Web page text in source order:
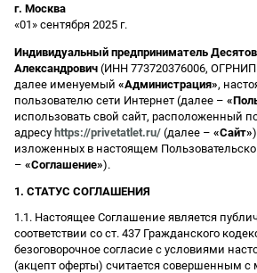
г. Москва
«01» сентября 2025 г.
Индивидуальный предприниматель
Александрович (ИНН 773720376006, ОГРНИП
далее именуемый «Администрация»,
пользователю сети Интернет (далее –
использовать свой сайт, расположенный
адресу https://privetatlet.ru/ (далее – «Сайт»
изложенных в настоящем
– «Соглашение»).
1. СТАТУС СОГЛАШЕНИЯ
1.1. Настоящее Соглашение является
соответствии со ст. 437 Гражданского
безоговорочное согласие с условиями
(акцепт оферты) считается совершенным с